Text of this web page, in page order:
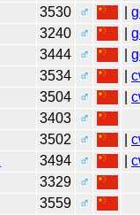
3530 ♂ |
3240 ♂ |
3444 ♂ |
3534 ♂ |
3504 ♂ |
3403
♂
3502 ♂ |
3494 ♂ |
3329
♂
3559
♂